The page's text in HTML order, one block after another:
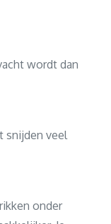
wordt dan
snijden veel
onder